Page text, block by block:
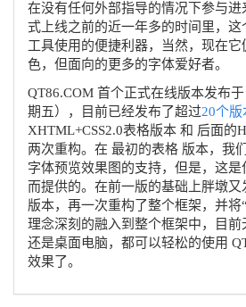
在没有任何外部指导的情况下参与进
式上线之前的近一年多的时间里，这
工具使用的便捷利器，当然，现在它
色，但面向的更多的字体爱好者。
QT86.COM 首个正式在线版本发布于
期五）
，目前已经发布了超过20个版
XHTML+CSS2.0表格版本 和 后面的
两次重构。在 最初的表格 版本，我
字体预览效果图的支持，但是，这
而提供的。在前一版的基础上胖墩又
版本，再一次重构了整个框架，并将
理念深刻的融入到整个框架中，目前
还是桌面电脑，都可以轻松的使用
效果了。